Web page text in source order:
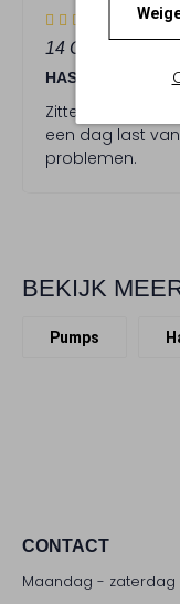
5
S
t
e
r
r
e
n
14 OKTOBER
HASSIA
Zitten als
een dag last
problemen.
BEKIJK
Pumps
CONTACT
Maandag - zaterdag